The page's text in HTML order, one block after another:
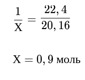
\displaystyle
\frac {1 } {
{22,4} {
20,16 }
Х
1
= 20, 16
22, 4
Х=0,9
Х = 0, 9 моль